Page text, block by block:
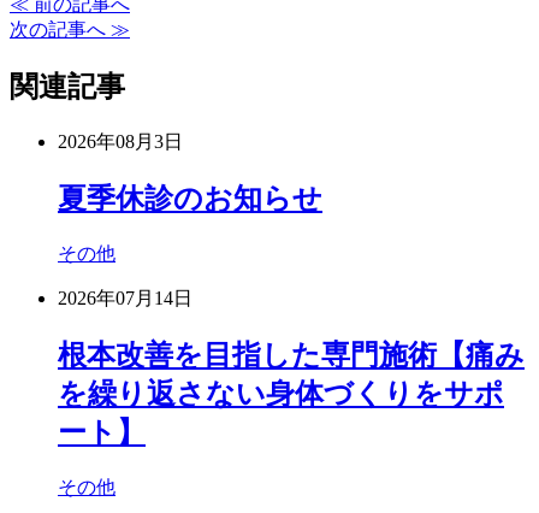
≪ 前の記事へ
次の記事へ ≫
関連記事
2026年08月3日
夏季休診のお知らせ
その他
2026年07月14日
根本改善を目指した専門施術【痛み
を繰り返さない身体づくりをサポ
ート】
その他